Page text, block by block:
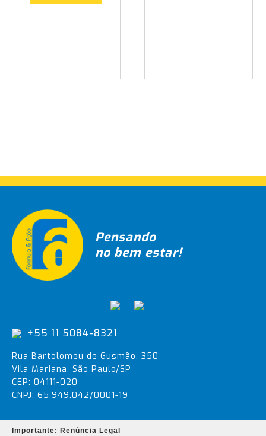
Pensando
no bem estar!
+55 11 5084-8321
Rua Bartolomeu de Gusmão, 350
Vila Mariana, São Paulo/SP
CEP: 04111-020
CNPJ: 65.949.042/0001-19
Importante: Renúncia Legal